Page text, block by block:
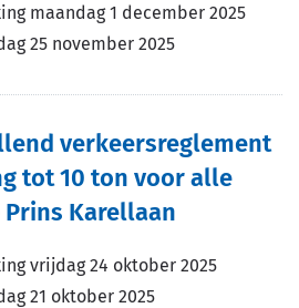
maandag 1 december 2025
25 november 2025
verkeersreglement
tot 10 ton voor alle
Karellaan
vrijdag 24 oktober 2025
21 oktober 2025